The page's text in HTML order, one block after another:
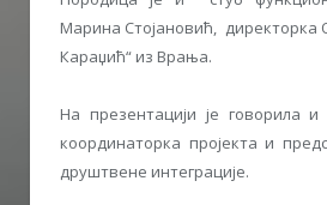
Марина Стојановић, директорка
Караџић“ из Врања.
На презентацији је говорила и
координаторка пројекта и
друштвене интеграције.